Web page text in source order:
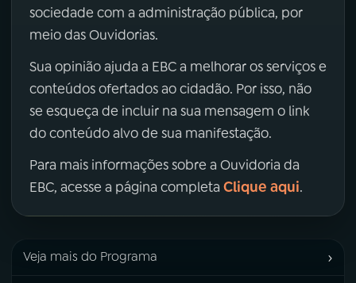
sociedade com a administração pública, por
meio das Ouvidorias.
Sua opinião ajuda a EBC a melhorar os serviços e
conteúdos ofertados ao cidadão. Por isso, não
se esqueça de incluir na sua mensagem o link
do conteúdo alvo de sua manifestação.
Para mais informações sobre a Ouvidoria da
EBC, acesse a página completa Clique aqui.
Veja mais do Programa ›